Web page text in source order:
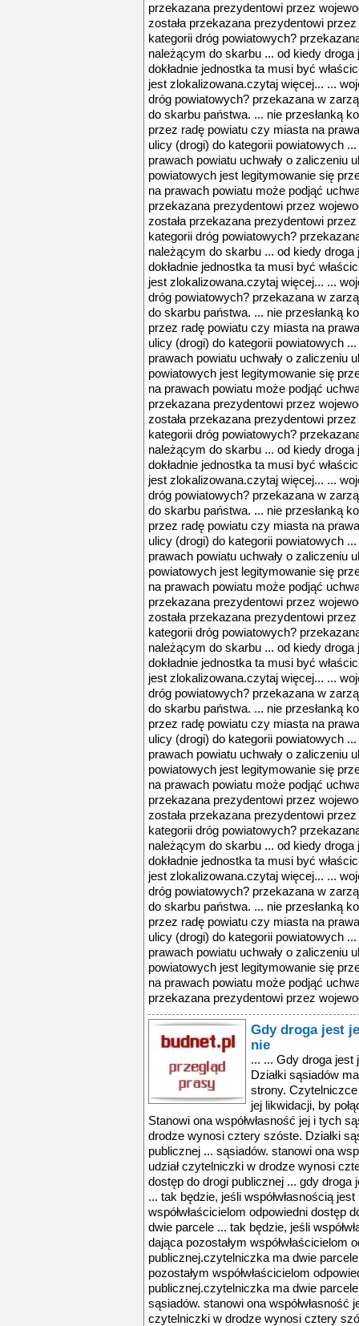
Gdy droga jest
nie
... ... Gdy droga jest
Działki sąsiadów
strony.
jej likwidacji, by
Stanowi ona współwłasność jej i tych
drodze wynosi cztery szóste. Działki
publicznej ... sąsiadów. stanowi ona
udział czytelniczki w drodze wynosi
dostęp do drogi publicznej ... gdy droga
... tak będzie, jeśli współwłasnością
współwłaścicielom odpowiedni dostęp
dwie parcele ... tak będzie, jeśli
dająca pozostałym współwłaścicielom
publicznej.czytelniczka ma dwie
pozostałym współwłaścicielom
publicznej.czytelniczka ma dwie
sąsiadów. stanowi ona współwłasność
czytelniczki w drodze wynosi cztery